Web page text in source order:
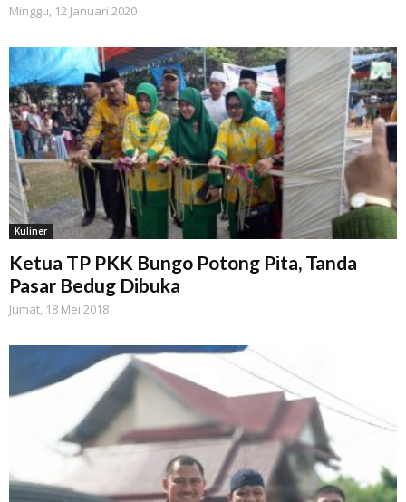
Minggu, 12 Januari 2020
Kuliner
Ketua TP PKK Bungo Potong Pita, Tanda
Pasar Bedug Dibuka
Jumat, 18 Mei 2018